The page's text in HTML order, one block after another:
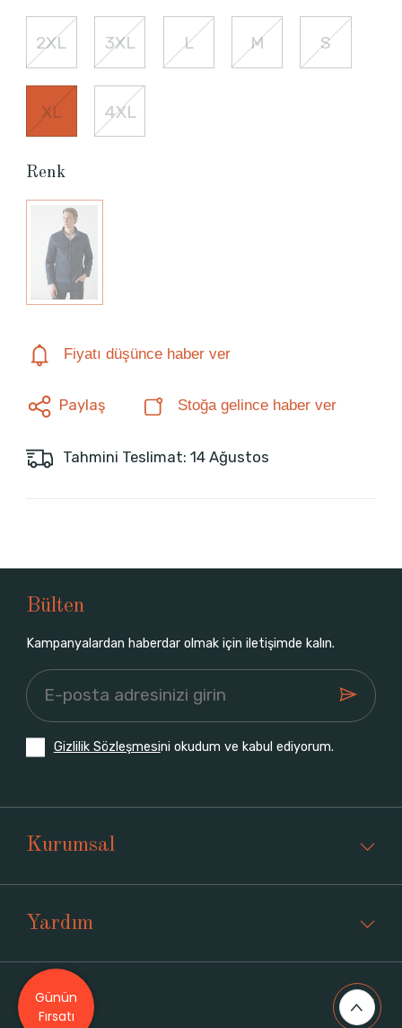
2XL 3XL L M S
XL 4XL
Renk
Fiyatı düşünce haber ver
Paylaş Stoğa gelince haber ver
Tahmini Teslimat: 14 Ağustos
Bülten
Kampanyalardan haberdar olmak için iletişimde kalın.
Gizlilik Sözleşmesini okudum ve kabul ediyorum.
Kurumsal
Yardım
Üyelik
Günün
Fırsatı